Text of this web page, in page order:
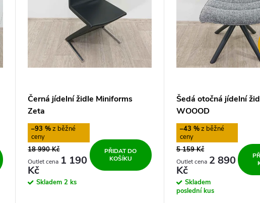
Černá jídelní židle Miniforms
Zeta
–93 %
18 990 Kč
1 190
Kč
Skladem2 ks
PŘIDAT DO
KOŠÍKU
Šedá otočná jídelní
WOOOD
–43 %
5 159 Kč
2 890
Kč
Skladem
poslední kus